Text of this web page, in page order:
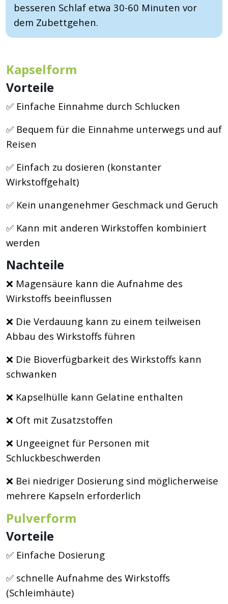
besseren Schlaf etwa 30-60 Minuten vor
dem Zubettgehen.
Kapselform
Vorteile
✅ Einfache Einnahme durch Schlucken
✅ Bequem für die Einnahme unterwegs und auf
Reisen
✅ Einfach zu dosieren (konstanter
Wirkstoffgehalt)
✅ Kein unangenehmer Geschmack und Geruch
✅ Kann mit anderen Wirkstoffen kombiniert
werden
Nachteile
❌ Magensäure kann die Aufnahme des
Wirkstoffs beeinflussen
❌ Die Verdauung kann zu einem teilweisen
Abbau des Wirkstoffs führen
❌ Die Bioverfügbarkeit des Wirkstoffs kann
schwanken
❌ Kapselhülle kann Gelatine enthalten
❌ Oft mit Zusatzstoffen
❌ Ungeeignet für Personen mit
Schluckbeschwerden
❌ Bei niedriger Dosierung sind möglicherweise
mehrere Kapseln erforderlich
Pulverform
Vorteile
✅ Einfache Dosierung
✅ schnelle Aufnahme des Wirkstoffs
(Schleimhäute)